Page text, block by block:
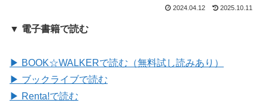
2024.04.12 2025.10.11
▼ 電子書籍で読む
▶ BOOK☆WALKERで読む（無料試し読みあり）
▶ ブックライブで読む
▶ Renta!で読む